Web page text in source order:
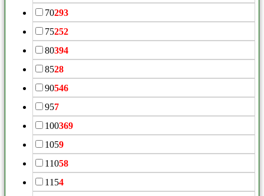
70293
75252
80394
8528
90546
957
100369
1059
11058
1154